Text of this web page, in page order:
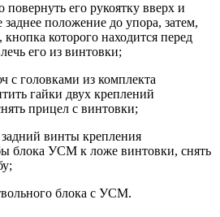
повернуть его рукоятку вверх и
заднее положение до упора, затем,
которого находится перед
его из винтовки;
с головками из комплекта
гайки двух креплений
прицел с винтовки;
винты крепления
блока УСМ к ложе винтовки, снять
блока с УСМ.